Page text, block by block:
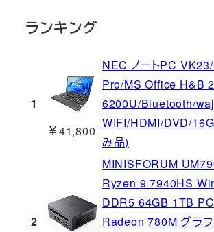
ランキング
1
￥41,800
NEC ノートPC
Pro/MS Office H&B
6200U/Bluetooth/
WIFI/HDMI/DVD/
み品)
2
MINISFORUM
Ryzen 9 7940HS
DDR5 64GB 1TB
Radeon 780M グラ